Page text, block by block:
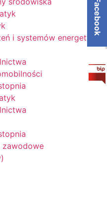
Facebook
i systemów energetyki
zawodowe